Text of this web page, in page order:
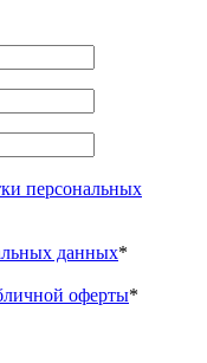
персональных
данных*
оферты*